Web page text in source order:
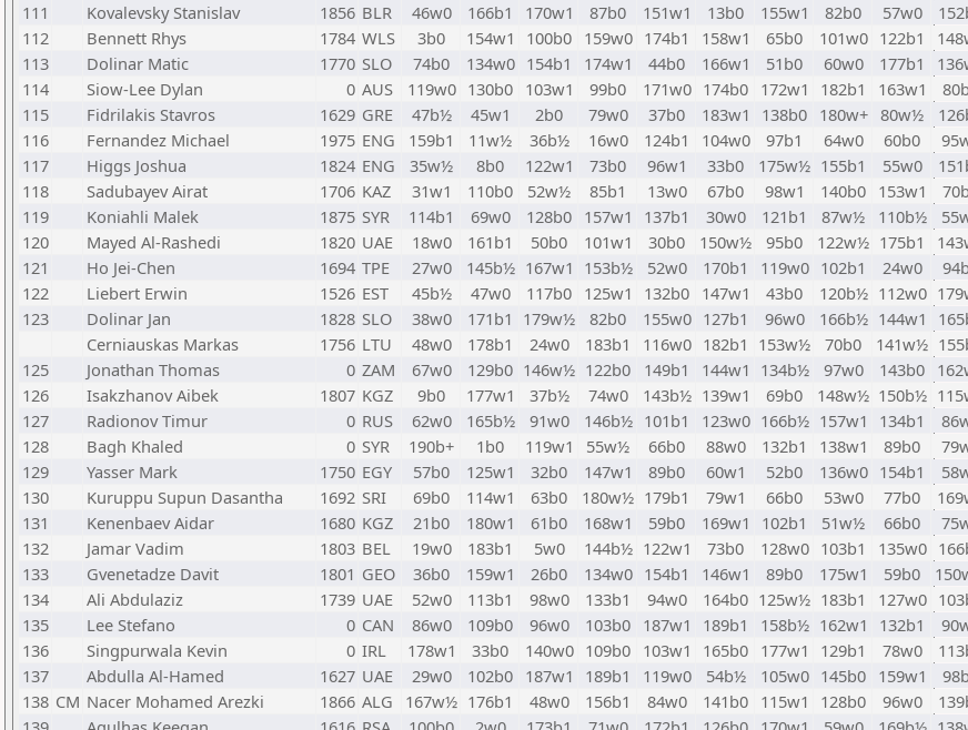
111
Kovalevsky Stanislav 1856 BLR 46w0 166b1 170w1 87b0 151w1 13b0 155w1 82b0 57w0
112
Bennett Rhys 1784 WLS 3b0 154w1 100b0 159w0 174b1 158w1 65b0 101w0 122b1
113
Dolinar Matic 1770 SLO 74b0 134w0 154b1 174w1 44b0 166w1 51b0 60w0 177b1
114
Siow-Lee Dylan 0 AUS 119w0 130b0 103w1 99b0 171w0 174b0 172w1 182b1 163w1
115
Fidrilakis Stavros 1629 GRE 47b½ 45w1 2b0 79w0 37b0 183w1 138b0 180w+ 80w½
116
Fernandez Michael 1975 ENG 159b1 11w½ 36b½ 16w0 124b1 104w0 97b1 64w0 60b0
117
Higgs Joshua 1824 ENG 35w½ 8b0 122w1 73b0 96w1 33b0 175w½ 155b1 55w0
118
Sadubayev Airat 1706 KAZ 31w1 110b0 52w½ 85b1 13w0 67b0 98w1 140b0 153w1
119
Koniahli Malek 1875 SYR 114b1 69w0 128b0 157w1 137b1 30w0 121b1 87w½ 110b½
120
Mayed Al-Rashedi 1820 UAE 18w0 161b1 50b0 101w1 30b0 150w½ 95b0 122w½ 175b1
121
Ho Jei-Chen 1694 TPE 27w0 145b½ 167w1 153b½ 52w0 170b1 119w0 102b1 24w0
122
Liebert Erwin 1526 EST 45b½ 47w0 117b0 125w1 132b0 147w1 43b0 120b½ 112w0
123
Dolinar Jan 1828 SLO 38w0 171b1 179w½ 82b0 155w0 127b1 96w0 166b½ 144w1
Cerniauskas Markas
1756 LTU 48w0 178b1 24w0 183b1 116w0 182b1 153w½ 70b0 141w½
125
Jonathan Thomas 0 ZAM 67w0 129b0 146w½ 122b0 149b1 144w1 134b½ 97w0 143b0
126
Isakzhanov Aibek 1807 KGZ 9b0 177w1 37b½ 74w0 143b½ 139w1 69b0 148w½ 150b½
127
Radionov Timur 0 RUS 62w0 165b½ 91w0 146b½ 101b1 123w0 166b½ 157w1 134b1
128
Bagh Khaled 0 SYR 190b+ 1b0 119w1 55w½ 66b0 88w0 132b1 138w1 89b0
129
Yasser Mark 1750 EGY 57b0 125w1 32b0 147w1 89b0 60w1 52b0 136w0 154b1
130
Kuruppu Supun Dasantha 1692 SRI 69b0 114w1 63b0 180w½ 179b1 79w1 66b0 53w0 77b0
131
Kenenbaev Aidar 1680 KGZ 21b0 180w1 61b0 168w1 59b0 169w1 102b1 51w½ 66b0
132
Jamar Vadim 1803 BEL 19w0 183b1 5w0 144b½ 122w1 73b0 128w0 103b1 135w0
133
Gvenetadze Davit 1801 GEO 36b0 159w1 26b0 134w0 154b1 146w1 89b0 175w1 59b0
134
Ali Abdulaziz 1739 UAE 52w0 113b1 98w0 133b1 94w0 164b0 125w½ 183b1 127w0
135
Lee Stefano 0 CAN 86w0 109b0 96w0 103b0 187w1 189b1 158b½ 162w1 132b1
136
Singpurwala Kevin 0 IRL 178w1 33b0 140w0 109b0 103w1 165b0 177w1 129b1 78w0
137
Abdulla Al-Hamed 1627 UAE 29w0 102b0 187w1 189b1 119w0 54b½ 105w0 145b0 159w1
138 CM Nacer Mohamed Arezki 1866 ALG 167w½ 176b1 48w0 156b1 84w0 141b0 115w1 128b0 96w0